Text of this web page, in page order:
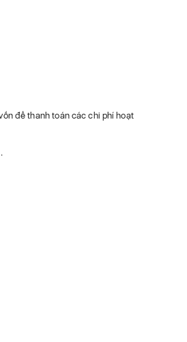
để thanh toán các chi phí hoạt